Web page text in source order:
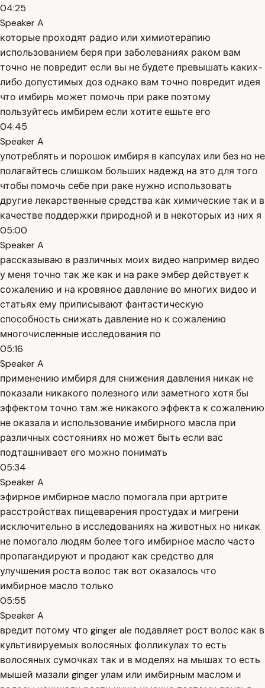
04:25
Speaker A
которые проходят радио или химиотерапию
использованием беря при заболеваниях раком вам
точно не повредит если вы не будете превышать каких-
либо допустимых доз однако вам точно повредит идея
что имбирь может помочь при раке поэтому
пользуйтесь имбирем если хотите ешьте его
04:45
Speaker A
употреблять и порошок имбиря в капсулах или без но не
полагайтесь слишком больших надежд на это для того
чтобы помочь себе при раке нужно использовать
другие лекарственные средства как химические так и в
качестве поддержки природной и в некоторых из них я
05:00
Speaker A
рассказываю в различных моих видео например видео
у меня точно так же как и на раке эмбер действует к
сожалению и на кровяное давление во многих видео и
статьях ему приписывают фантастическую
способность снижать давление но к сожалению
многочисленные исследования по
05:16
Speaker A
применению имбиря для снижения давления никак не
показали никакого полезного или заметного хотя бы
эффектом точно там же никакого эффекта к сожалению
не оказала и использование имбирного масла при
различных состояниях но может быть если вас
подташнивает его можно понимать
05:34
Speaker A
эфирное имбирное масло помогала при артрите
расстройствах пищеварения простудах и мигрени
исключительно в исследованиях на животных но никак
не помогало людям более того имбирное масло часто
пропагандируют и продают как средство для
улучшения роста волос так вот оказалось что
имбирное масло только
05:55
Speaker A
вредит потому что ginger ale подавляет рост волос как в
культивируемых волосяных фолликулах то есть
волосяных сумочках так и в моделях на мышах то есть
мышей мазали ginger улам или имбирным маслом и